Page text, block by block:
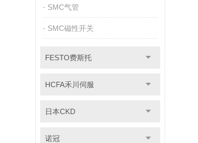
SMC气管
SMC磁性开关
FESTO费斯托
HCFA禾川伺服
日本CKD
诺冠